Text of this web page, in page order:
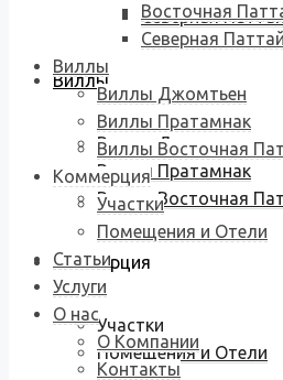
Северная
Виллы
Виллы Джомтьен
Виллы Пратамнак
Виллы Восточная
Коммерция
Участки
Помещения и Отели
Восточная
Северная
Виллы
Виллы Джомтьен
Виллы Пратамнак
Виллы Восточная
Коммерция
Участки
Помещения и Отели
Статьи
Услуги
О нас
О Компании
Контакты